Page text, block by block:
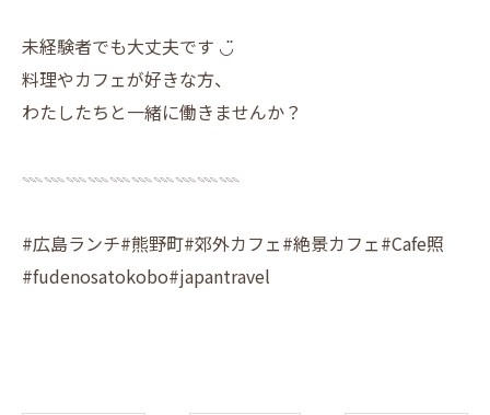
未経験者でも大丈夫です ◡̈
料理やカフェが好きな方、
わたしたちと一緒に働きませんか？
𓇠𓇠𓇠𓇠𓇠𓇠𓇠𓇠𓇠𓇠
#広島ランチ#熊野町#郊外カフェ#絶景カフェ#Cafe照
#fudenosatokobo#japantravel